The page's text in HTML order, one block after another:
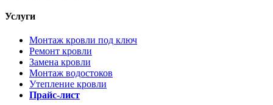
Услуги
Монтаж кровли под ключ
Ремонт кровли
Замена кровли
Монтаж водостоков
Утепление кровли
Прайс-лист